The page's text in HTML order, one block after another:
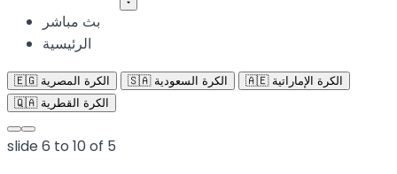
بث مباشر
الرئيسية
🇪🇬 الكرة المصرية 🇸🇦 الكرة السعودية
🇦🇪 الكرة الإماراتية
🇶🇦 الكرة القطرية
slide6 to 10of 5